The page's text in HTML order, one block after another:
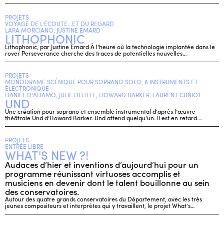
PROJETS
VOYAGE DE L'ÉCOUTE...ET DU REGARD
LARA MORCIANO, JUSTINE EMARD
LITHOPHONIC
Lithophonic, par Justine Emard À l’heure où la technologie implantée dans le
rover Perseverance cherche des traces de potentielles nouvelles…
PROJETS
MONODRAME SCÉNIQUE POUR SOPRANO SOLO, 8 INSTRUMENTS ET
ÉLECTRONIQUE
DANIEL D'ADAMO, JULIE DELILLE, HOWARD BARKER, LAURENT CUNIOT
UND
Une création pour soprano et ensemble instrumental d’après l’œuvre
théâtrale Und d’Howard Barker. Und attend quelqu’un. Il est en retard.…
PROJETS
ENTRÉE LIBRE
WHAT'S NEW ?!
Audaces d’hier et inventions d’aujourd’hui pour un
programme réunissant virtuoses accomplis et
musiciens en devenir dont le talent bouillonne au sein
des conservatoires.
Autour des quatre grands conservatoires du Département, avec les très
jeunes compositeurs et interprètes qui y travaillent, le projet What’s…